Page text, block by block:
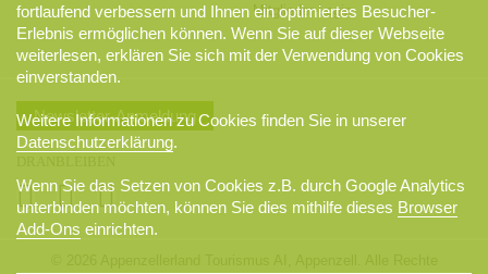
Mitglieder-Login
Newsletter-Anmeldung
fortlaufend verbessern und Ihnen ein optimiertes Besucher-
Erlebnis ermöglichen können. Wenn Sie auf dieser Webseite
weiterlesen, erklären Sie sich mit der Verwendung von Cookies
einverstanden.
Weitere Informationen zu Cookies finden Sie in unserer
Datenschutzerklärung.
Wenn Sie das Setzen von Cookies z.B. durch Google Analytics
unterbinden möchten, können Sie dies mithilfe dieses Browser
Add-Ons einrichten.